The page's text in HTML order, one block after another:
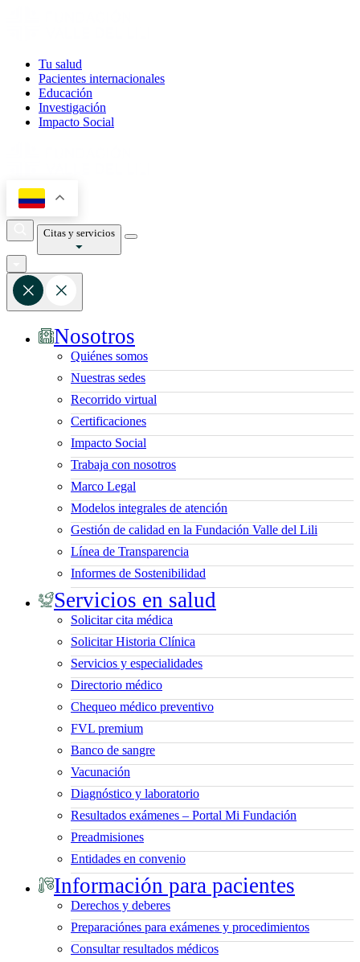
Tu salud
Pacientes internacionales
Educación
Investigación
Impacto Social
Citas y servicios
Nosotros
Quiénes somos
Nuestras sedes
Recorrido virtual
Certificaciones
Impacto Social
Trabaja con nosotros
Marco Legal
Modelos integrales de atención
Gestión de calidad en la Fundación Valle del Lili
Línea de Transparencia
Informes de Sostenibilidad
Servicios en salud
Solicitar cita médica
Solicitar Historia Clínica
Servicios y especialidades
Directorio médico
Chequeo médico preventivo
FVL premium
Banco de sangre
Vacunación
Diagnóstico y laboratorio
Resultados exámenes – Portal Mi Fundación
Preadmisiones
Entidades en convenio
Información para pacientes
Derechos y deberes
Preparaciónes para exámenes y procedimientos
Consultar resultados médicos